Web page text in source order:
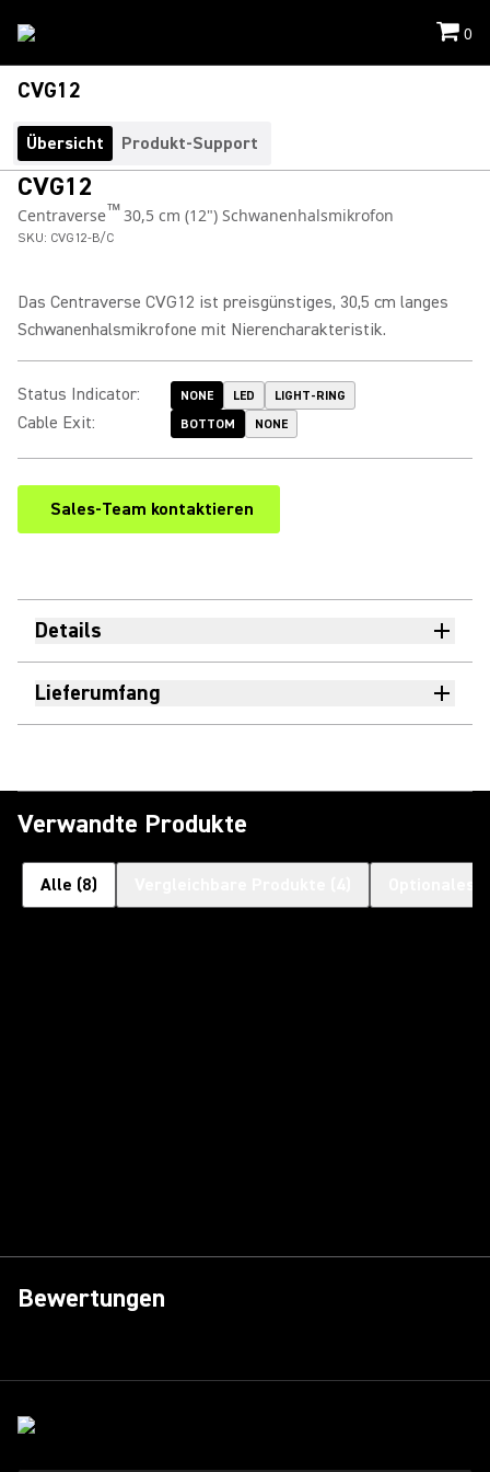
0
CVG12
Übersicht Produkt-Support
CVG12
Centraverse™30,5 cm (12") Schwanenhalsmikrofon
SKU: CVG12-B/C
Das Centraverse CVG12 ist preisgünstiges, 30,5 cm langes
Schwanenhalsmikrofone mit Nierencharakteristik.
Status Indicator: NONE LED LIGHT-RING
Cable Exit: BOTTOM NONE
Sales-Team kontaktieren
Details
Lieferumfang
Verwandte Produkte
Alle (8)
Bewertungen